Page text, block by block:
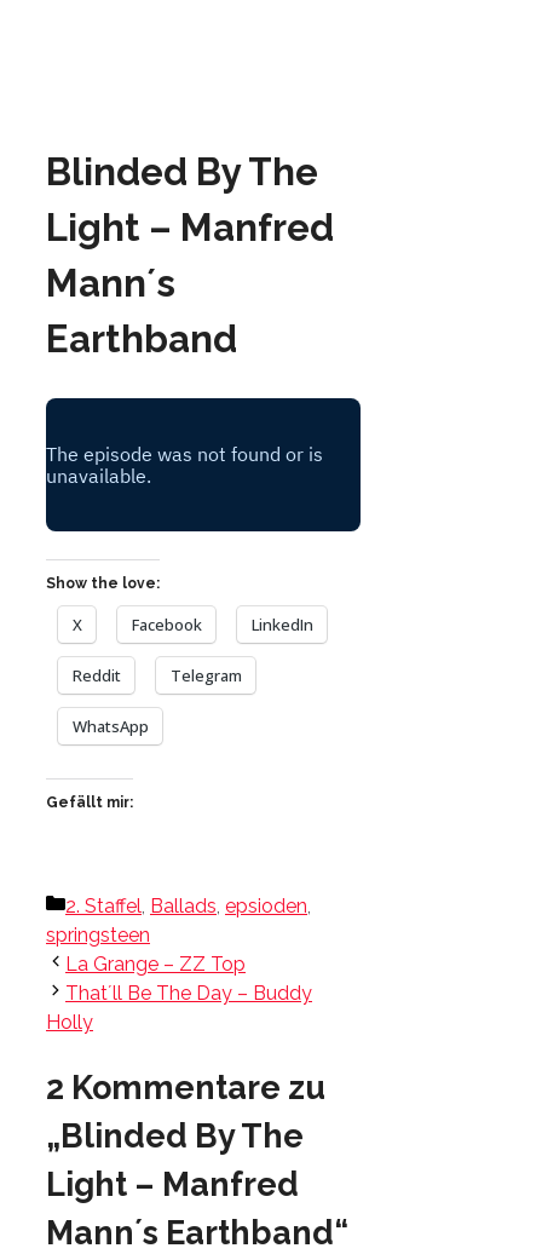
Blinded By The
Light – Manfred
Mann´s
Earthband
Show the love:
X Facebook LinkedIn
Reddit Telegram
WhatsApp
Gefällt mir:
Kategorien
2. Staffel Ballads epsioden
springsteen
La Grange – ZZ Top
That´ll Be The Day – Buddy
Holly
2 Kommentare zu
„Blinded By The
Light – Manfred
Mann´s Earthband“